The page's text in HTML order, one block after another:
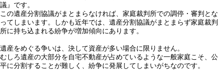
議』です。
この遺産分割協議がまとまらなければ、家庭裁判所での調停・審判とな
ってしまいます。しかも近年では、遺産分割協議がまとまらず家庭裁判
所に持ち込まれる紛争が増加傾向にあります。
遺産をめぐる争いは、決して資産が多い場合に限りません。
むしろ遺産の大部分を自宅不動産が占めているような一般家庭こそ、公
平に分割することが難しく、紛争に発展してしまいがちなのです。